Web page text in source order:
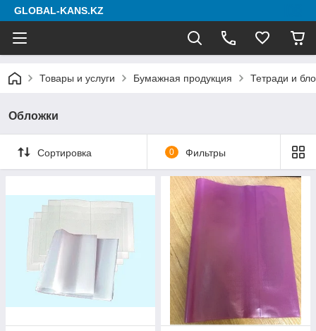
GLOBAL-KANS.KZ
Товары и услуги Бумажная продукция Тетради и
Обложки
Сортировка 0 Фильтры